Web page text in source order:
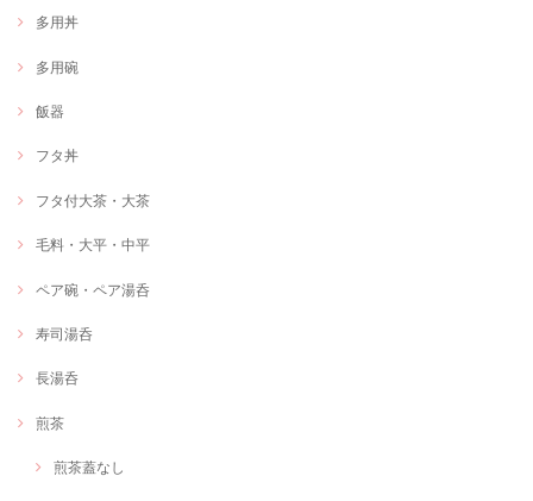
多用丼
多用碗
飯器
フタ丼
フタ付大茶・大茶
毛料・大平・中平
ペア碗・ペア湯呑
寿司湯呑
長湯呑
煎茶
煎茶蓋なし